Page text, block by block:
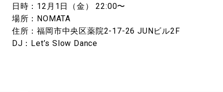
日時：12月1日（金） 22:00〜
場所：NOMATA
住所：福岡市中央区薬院2-17-26 JUNビル2F
DJ：Let’s Slow Dance